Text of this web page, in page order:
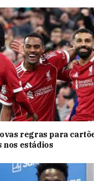
regras para
estádios